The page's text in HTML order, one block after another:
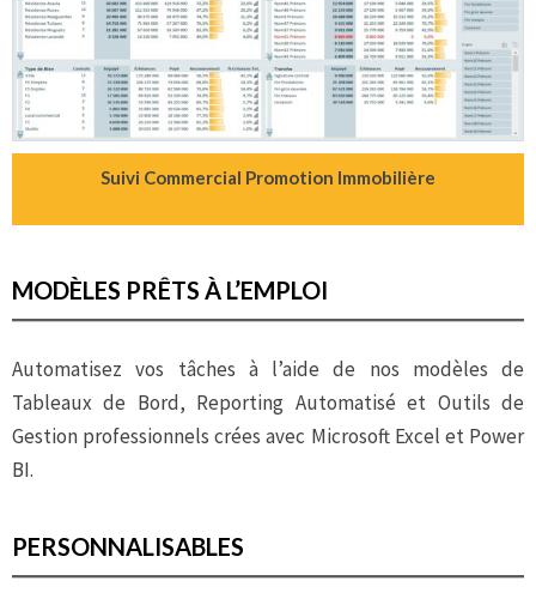
Suivi Commercial Promotion Immobilière
MODÈLES PRÊTS À L’EMPLOI
Automatisez vos tâches à l’aide de nos modèles de
Tableaux de Bord, Reporting Automatisé et Outils de
Gestion professionnels crées avec Microsoft Excel et Power
BI.
PERSONNALISABLES